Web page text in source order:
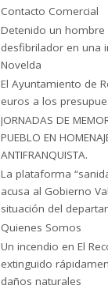
Contacto Comercial
Detenido un
desfibrilador en una
Novelda
El Ayuntamiento de
euros a los
JORNADAS DE
PUEBLO EN
ANTIFRANQUISTA.
La plataforma
acusa al Gobierno
situación del
Quienes Somos
Un incendio en El
extinguido
daños naturales